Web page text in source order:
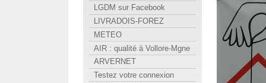
LGDM sur Facebook
LIVRADOIS-FOREZ
METEO
AIR : qualité à Vollore-Mgne
ARVERNET
Testez votre connexion